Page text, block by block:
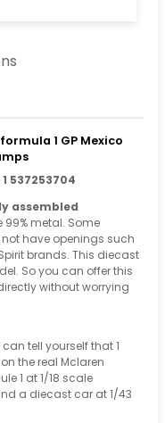
1 GP Mexico
537253704
assembled
metal. Some
have openings such
brands. This diecast
So you can offer this
without worrying
tell yourself that 1
the real Mclaren
1 at 1/18 scale
a diecast car at 1/43